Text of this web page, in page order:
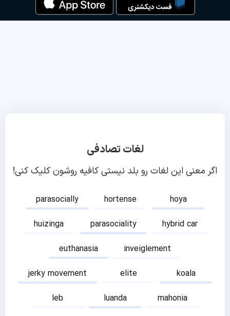
لغات تصادفی
اگر معنی این لغات رو بلد نیستی کافیه روشون کلیک کنی!
parasocially hortense
hoya
huizinga
parasociality
hybrid car
euthanasia
inveiglement
jerky movement
elite
koala
leb
luanda
mahonia